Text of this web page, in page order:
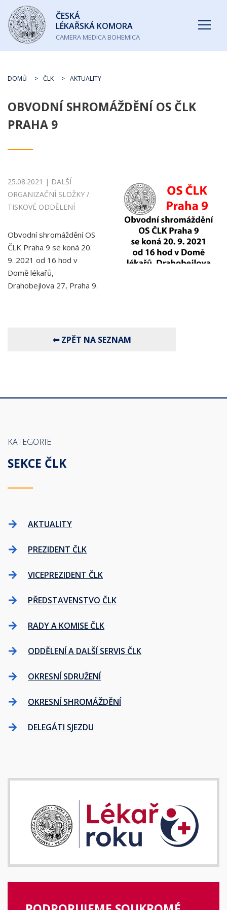
Česká
lékařská
komora
ČESKÁ
LÉKAŘSKÁ KOMORA
CAMERA MEDICA BOHEMICA
DOMŮ ČLK AKTUALITY
OBVODNÍ SHROMÁŽDĚNÍ OS ČLK
PRAHA 9
25.08.2021 | DALŠÍ
ORGANIZAČNÍ SLOŽKY /
TISKOVÉ ODDĚLENÍ
Obvodní shromáždění OS
ČLK Praha 9 se koná 20.
9. 2021 od 16 hod v
Domě lékařů,
Drahobejlova 27, Praha 9.
KATEGORIE
SEKCE ČLK
AKTUALITY
PREZIDENT ČLK
VICEPREZIDENT ČLK
PŘEDSTAVENSTVO ČLK
RADY A KOMISE ČLK
ODDĚLENÍ A DALŠÍ SERVIS ČLK
OKRESNÍ SDRUŽENÍ
OKRESNÍ SHROMÁŽDĚNÍ
DELEGÁTI SJEZDU